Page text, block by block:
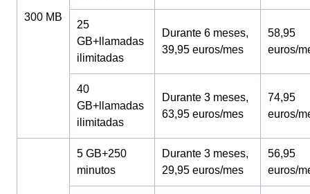
300 MB
25
GB+llamadas
ilimitadas
Durante 6 meses,
39,95 euros/mes
58,95
euros/
40
GB+llamadas
ilimitadas
Durante 3 meses,
63,95 euros/mes
74,95
euros/
5 GB+250
minutos
Durante 3 meses,
29,95 euros/mes
56,95
euros/